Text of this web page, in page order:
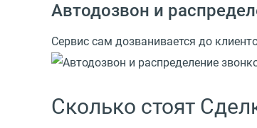
Автодозвон и
Сервис сам дозванивается до
Сколько стоят